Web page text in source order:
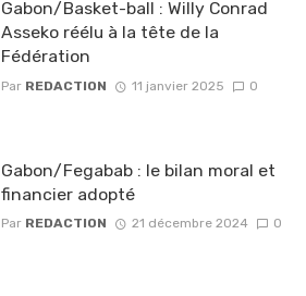
Gabon/Basket-ball : Willy Conrad
Asseko réélu à la tête de la
Fédération
Par REDACTION 11 janvier 2025 0
Gabon/Fegabab : le bilan moral et
financier adopté
Par REDACTION 21 décembre 2024 0